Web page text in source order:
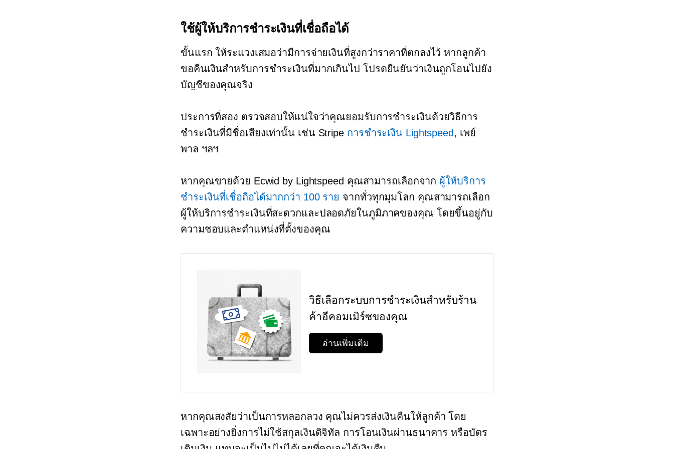
ใช้ผู้ให้บริการชำระเงินที่เชื่อถือได้
ขั้นแรก ให้ระแวงเสมอว่ามีการจ่ายเงินที่สูงกว่าราคาที่ตกลงไว้ หากลูกค้า
ขอคืนเงินสำหรับการชำระเงินที่มากเกินไป โปรดยืนยันว่าเงินถูกโอนไปยัง
บัญชีของคุณจริง
ประการที่สอง ตรวจสอบให้แน่ใจว่าคุณยอมรับการชำระเงินด้วยวิธีการ
ชำระเงินที่มีชื่อเสียงเท่านั้น เช่น Stripe การชำระเงิน Lightspeed, เพย์
พาล ฯลฯ
หากคุณขายด้วย Ecwid by Lightspeed คุณสามารถเลือกจาก ผู้ให้บริการ
ชำระเงินที่เชื่อถือได้มากกว่า 100 ราย จากทั่วทุกมุมโลก คุณสามารถเลือก
ผู้ให้บริการชำระเงินที่สะดวกและปลอดภัยในภูมิภาคของคุณ โดยขึ้นอยู่กับ
ความชอบและตำแหน่งที่ตั้งของคุณ
วิธีเลือกระบบการชำระเงินสำหรับร้าน
ค้าอีคอมเมิร์ซของคุณ
อ่านเพิ่มเติม
หากคุณสงสัยว่าเป็นการหลอกลวง คุณไม่ควรส่งเงินคืนให้ลูกค้า โดย
เฉพาะอย่างยิ่งการไม่ใช้สกุลเงินดิจิทัล การโอนเงินผ่านธนาคาร หรือบัตร